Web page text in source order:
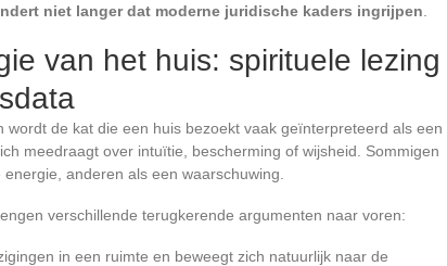
niet langer dat moderne juridische kaders ingrijpen
van het huis: spirituele lezing
wordt de kat die een huis bezoekt vaak geïnterpreteerd als een
meedraagt over intuïtie, bescherming of wijsheid. Sommigen
anderen als een waarschuwing.
verschillende terugkerende argumenten naar voren:
in een ruimte en beweegt zich natuurlijk naar de